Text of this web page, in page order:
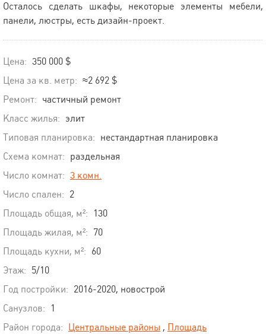
Осталось сделать шкафы, некоторые элементы мебели,
панели, люстры, есть дизайн-проект.
Цена: 350 000 $
Цена за кв. метр: ≈2 692 $
Ремонт: частичный ремонт
Класс жилья: элит
Типовая планировка: нестандартная планировка
Схема комнат: раздельная
Число комнат: 3 комн.
Число спален: 2
Площадь общая, м²:
130
Площадь жилая, м²: 70
Площадь кухни, м²: 60
Этаж: 5/10
Год постройки: 2016-2020, новострой
Санузлов:
1
Район города: Центральные районы , Площадь